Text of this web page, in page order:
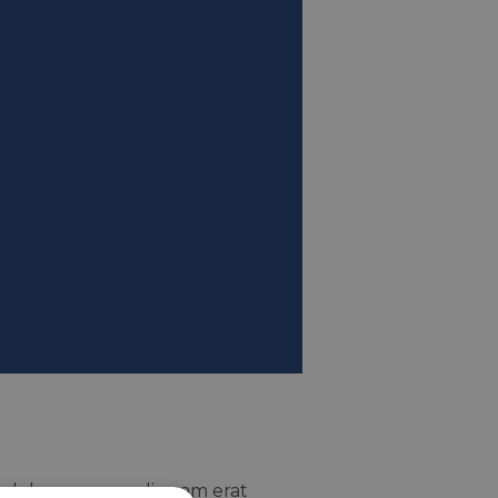
magna aliquam erat